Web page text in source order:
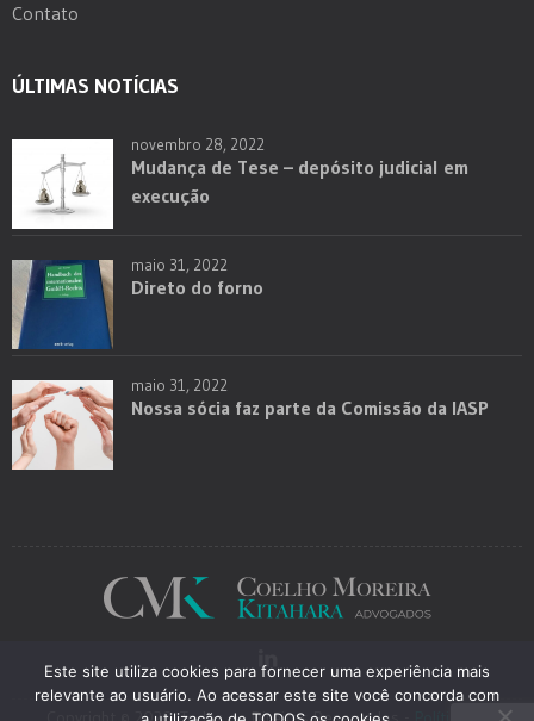
Contato
ÚLTIMAS NOTÍCIAS
novembro 28, 2022
Mudança de Tese – depósito judicial em
execução
maio 31, 2022
Direto do forno
maio 31, 2022
Nossa sócia faz parte da Comissão da IASP
Este site utiliza cookies para fornecer uma experiência mais
relevante ao usuário. Ao acessar este site você concorda com